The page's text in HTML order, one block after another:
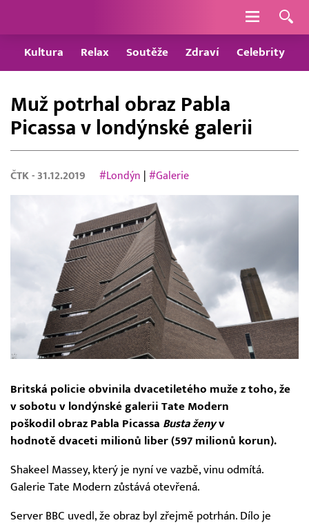
Navigace
Kultura Relax Soutěže Zdraví Celebrity
Muž potrhal obraz Pabla
Picassa v londýnské galerii
ČTK - 31.12.2019 #Londýn |#Galerie
Britská policie obvinila dvacetiletého muže z toho, že
v sobotu v londýnské galerii Tate Modern
poškodil obraz Pabla Picassa Busta ženyv
hodnotě dvaceti milionů liber (597 milionů korun).
Shakeel Massey, který je nyní ve vazbě, vinu odmítá.
Galerie Tate Modern zůstává otevřená.
Server BBC uvedl, že obraz byl zřejmě potrhán. Dílo je